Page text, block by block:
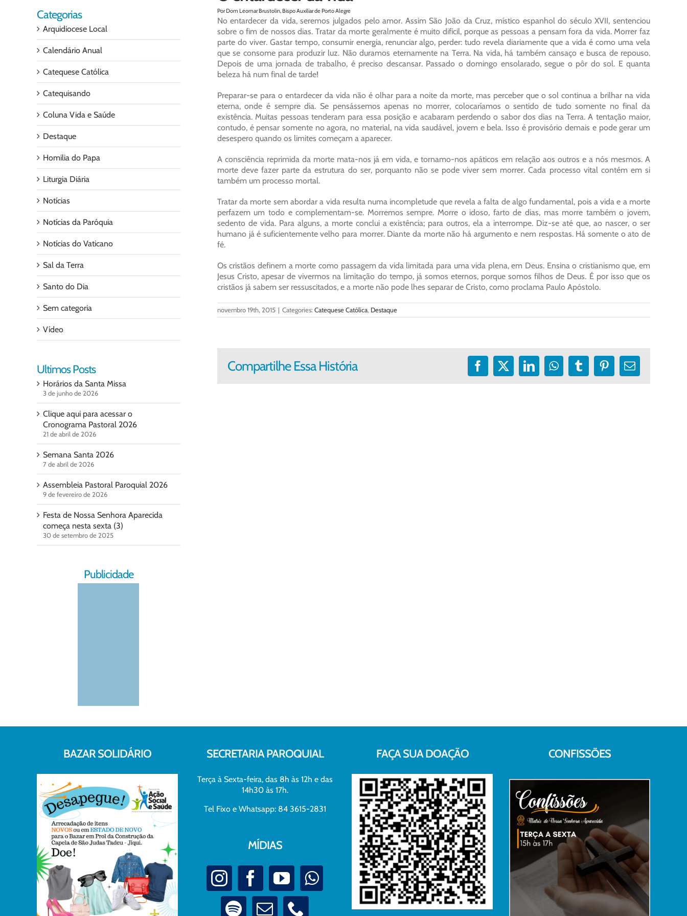
Por Dom Leomar Brustolin, Bispo Auxiliar de Porto Alegre
No entardecer da vida, seremos julgados pelo amor. Assim São João da Cruz, místico espanhol do século XVII, sentenciou
sobre o fim de nossos dias. Tratar da morte geralmente é muito difícil, porque as pessoas a pensam fora da vida. Morrer faz
parte do viver. Gastar tempo, consumir energia, renunciar algo, perder: tudo revela diariamente que a vida é como uma vela
que se consome para produzir luz. Não duramos eternamente na Terra. Na vida, há também cansaço e busca de repouso.
Depois de uma jornada de trabalho, é preciso descansar. Passado o domingo ensolarado, segue o pôr do sol. E quanta
beleza há num final de tarde!
Preparar-se para o entardecer da vida não é olhar para a noite da morte, mas perceber que o sol continua a brilhar na vida
eterna, onde é sempre dia. Se pensássemos apenas no morrer, colocaríamos o sentido de tudo somente no final da
existência. Muitas pessoas tenderam para essa posição e acabaram perdendo o sabor dos dias na Terra. A tentação maior,
contudo, é pensar somente no agora, no material, na vida saudável, jovem e bela. Isso é provisório demais e pode gerar um
desespero quando os limites começam a aparecer.
A consciência reprimida da morte mata-nos já em vida, e tornamo-nos apáticos em relação aos outros e a nós mesmos. A
morte deve fazer parte da estrutura do ser, porquanto não se pode viver sem morrer. Cada processo vital contém em si
também um processo mortal.
Tratar da morte sem abordar a vida resulta numa incompletude que revela a falta de algo fundamental, pois a vida e a morte
perfazem um todo e complementam-se. Morremos sempre. Morre o idoso, farto de dias, mas morre também o jovem,
sedento de vida. Para alguns, a morte conclui a existência; para outros, ela a interrompe. Diz-se até que, ao nascer, o ser
humano já é suficientemente velho para morrer. Diante da morte não há argumento e nem respostas. Há somente o ato de
fé.
Os cristãos definem a morte como passagem da vida limitada para uma vida plena, em Deus. Ensina o cristianismo que, em
Jesus Cristo, apesar de vivermos na limitação do tempo, já somos eternos, porque somos filhos de Deus. É por isso que os
cristãos já sabem ser ressuscitados, e a morte não pode lhes separar de Cristo, como proclama Paulo Apóstolo.
novembro 19th, 2015 | Categories: Catequese Católica, Destaque
Compartilhe Essa História Facebook
X LinkedInWhatsApp
TumblrPinterest
E-
Categorias
Arquidiocese Local
Calendário Anual
Catequese Católica
Catequisando
Coluna Vida e Saúde
Destaque
Homilia do Papa
Liturgia Diária
Notícias
Notícias da Paróquia
Notícias do Vaticano
Sal da Terra
Santo do Dia
Sem categoria
Vídeo
Ultimos Posts
Horários da Santa Missa
3 de junho de 2026
Clique aqui para acessar o
Cronograma Pastoral 2026
21 de abril de 2026
Semana Santa 2026
7 de abril de 2026
Assembleia Pastoral Paroquial 2026
9 de fevereiro de 2026
Festa de Nossa Senhora Aparecida
começa nesta sexta (3)
30 de setembro de 2025
Publicidade
BAZAR SOLIDÁRIO SECRETARIA PAROQUIAL
Terça à Sexta-feira, das 8h às 12h e das
14h30 às 17h.
Tel Fixo e Whatsapp: 84 3615-2831
MÍDIAS
FAÇA SUA DOAÇÃO CONFISSÕES